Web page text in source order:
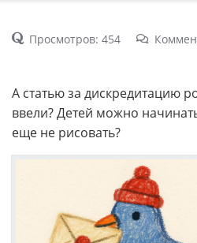
Просмотров: 454
А статью за дискредитацию
ввели? Детей можно
еще не рисовать?